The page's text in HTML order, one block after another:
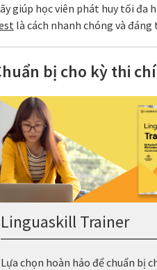
giúp học viên phát huy tối đa
là cách nhanh chóng và đáng
bị cho kỳ thi
Linguaskill Trainer
Lựa chọn hoàn hảo để chuẩn bị